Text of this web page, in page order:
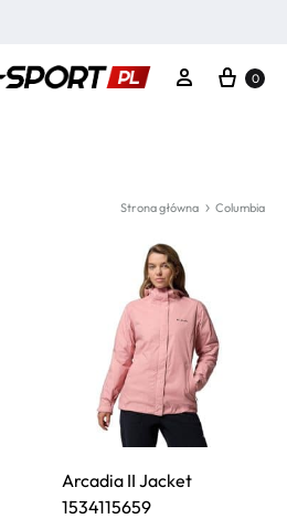
Moje konto
0
Strona główna Columbia
Arcadia II Jacket
1534115659